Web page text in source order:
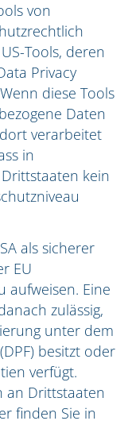
von
Tools, deren
Privacy
diese Tools
Daten
verarbeitet
in
kein
als sicherer
EU
aufweisen. Eine
zulässig,
unter dem
besitzt oder
verfügt.
an Drittstaaten
finden Sie in